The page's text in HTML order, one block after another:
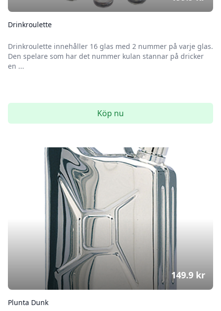
Drinkroulette
Drinkroulette innehåller 16 glas med 2 nummer på varje glas.
Den spelare som har det nummer kulan stannar på dricker
en ...
Köp nu
Plunta Dunk
149.9 kr